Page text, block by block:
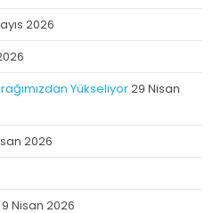
2026
Yükseliyor29 Nisan
2026
9 Nisan 2026